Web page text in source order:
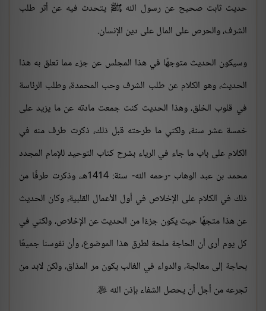
حديث ثابت صحيح عن رسول الله ﷺ يتحدث فيه عن أثر طلب
الشرف، والحرص على المال على دين الإنسان.
وسيكون الحديث متوجهًا في هذا المجلس عن جزء مما تعلق به هذا
الحديث، وهو الكلام عن طلب الشرف وحب المحمدة، وطلب الرئاسة
في قلوب الخلق، وهذا الحديث كنت جمعت مادته عن ما يزيد على
خمسة عشر سنة، ولكني ما طرحته قبل ذلك، ذكرت طرف منه في
الكلام على باب ما جاء في الرياء بشرح كتاب التوحيد للإمام المجدد
محمد بن عبد الوهاب -رحمه الله- سنة: 1414هـ، وذكرت طرفًا من
ذلك في الكلام على الإخلاص في أول الأعمال القلبية، وكان الحديث
عن هذا متجهًا حيث يكون جزءًا من الحديث عن الإخلاص، ولكني في
كل يوم أرى أن الحاجة ملحة لطرق هذا الموضوع، وأن نفوسنا جميعًا
بحاجة إلى معالجة، والدواء في الغالب يكون مر المذاق، ولكن لابد من
تجرعه من أجل أن يحصل الشفاء بإذن الله 
.